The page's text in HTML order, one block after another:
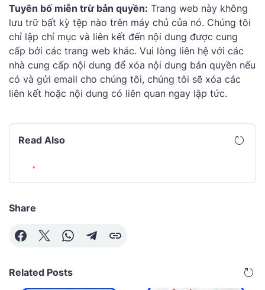
Tuyên bố miễn trừ bản quyền: Trang web này không
lưu trữ bất kỳ tệp nào trên máy chủ của nó. Chúng tôi
chỉ lập chỉ mục và liên kết đến nội dung được cung
cấp bởi các trang web khác. Vui lòng liên hệ với các
nhà cung cấp nội dung để xóa nội dung bản quyền nếu
có và gửi email cho chúng tôi, chúng tôi sẽ xóa các
liên kết hoặc nội dung có liên quan ngay lập tức.
Read Also
Share
Related Posts